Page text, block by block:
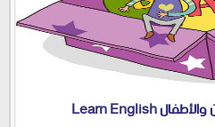
تعلم الإنجليزية بالصور للمبتدين والأطفال Learn English